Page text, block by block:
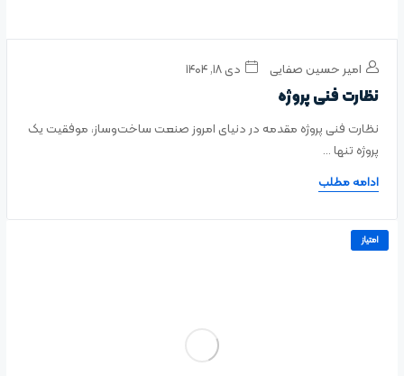
امیر حسین صفایی دی ۱۸, ۱۴۰۴
نظارت فنی پروژه
نظارت فنی پروژه مقدمه در دنیای امروز صنعت ساخت‌وساز، موفقیت یک
پروژه تنها ...
ادامه مطلب
امتیاز